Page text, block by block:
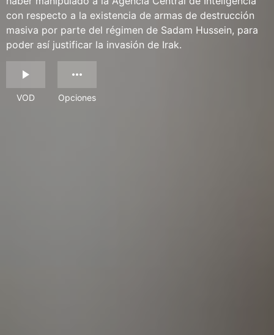
con respecto a la existencia de armas de destrucción
masiva por parte del régimen de Sadam Hussein, para
poder así justificar la invasión de Irak.
VOD Opciones